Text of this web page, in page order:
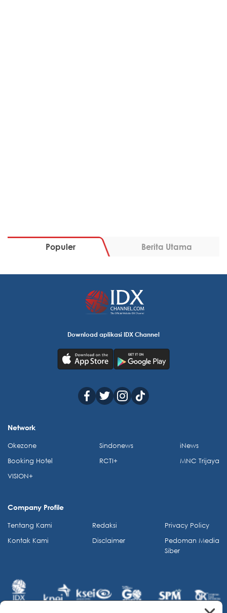
Populer Berita Utama
Download aplikasi IDX Channel
Network
Okezone
Booking Hotel
VISION+
Sindonews
RCTI+
iNews
MNC Trijaya
Company Profile
Tentang Kami
Kontak Kami
Redaksi
Disclaimer
Privacy Policy
Pedoman Media
Siber